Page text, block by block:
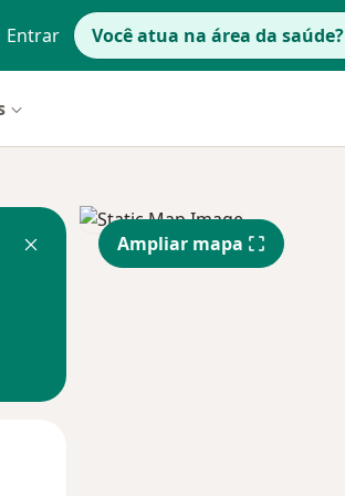
Entrar Você atua na área da saúde?
Ampliar mapa